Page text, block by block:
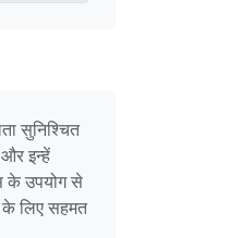
सुनिश्चित
इन्हें
के उपयोग से
के लिए सहमत